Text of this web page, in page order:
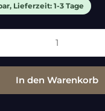
Lieferzeit: 1-3 Tage
Gib den
In den Warenkorb